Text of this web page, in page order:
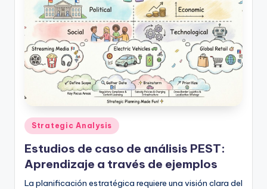
Publicado
en
Strategic Analysis
Estudios de caso de análisis PEST:
Aprendizaje a través de ejemplos
La planificación estratégica requiere una visión clara del